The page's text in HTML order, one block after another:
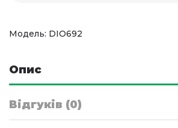
Модель: DIO692
Опис
Відгуків (0)